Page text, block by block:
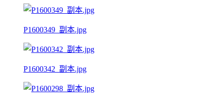
P1600349_副本.jpg
P1600342_副本.jpg